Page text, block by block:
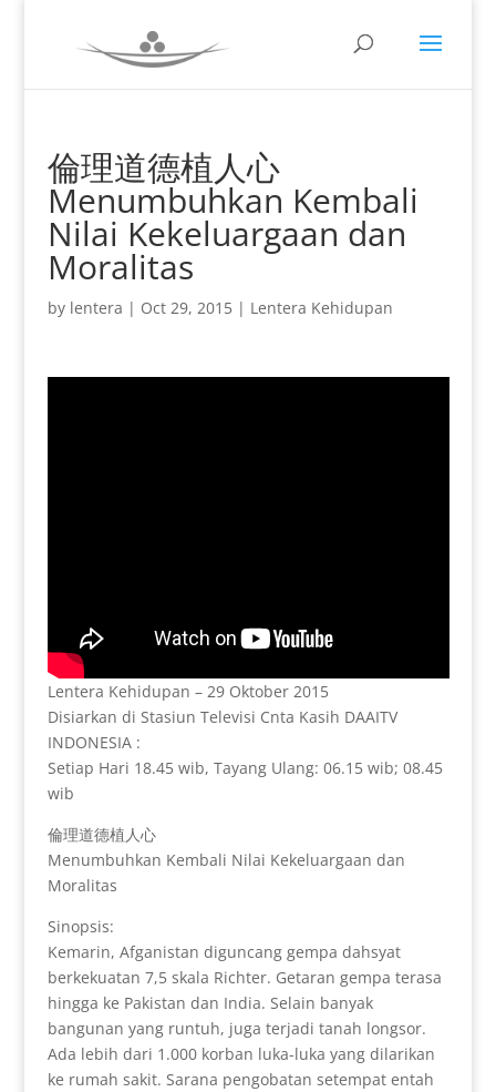
倫理道德植人心
Menumbuhkan Kembali
Nilai Kekeluargaan dan
Moralitas
by lentera | Oct 29, 2015| Lentera Kehidupan
Lentera Kehidupan – 29 Oktober 2015
Disiarkan di Stasiun Televisi Cnta Kasih DAAITV
INDONESIA :
Setiap Hari 18.45 wib, Tayang Ulang: 06.15 wib; 08.45
wib
倫理道德植人心
Menumbuhkan Kembali Nilai Kekeluargaan dan
Moralitas
Sinopsis:
Kemarin, Afganistan diguncang gempa dahsyat
berkekuatan 7,5 skala Richter. Getaran gempa terasa
hingga ke Pakistan dan India. Selain banyak
bangunan yang runtuh, juga terjadi tanah longsor.
Ada lebih dari 1.000 korban luka-luka yang dilarikan
ke rumah sakit. Sarana pengobatan setempat entah